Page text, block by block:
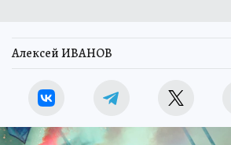
Алексей ИВАНОВ